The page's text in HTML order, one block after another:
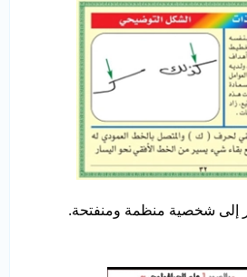
إلى شخصية منظمة ومنفتحة.